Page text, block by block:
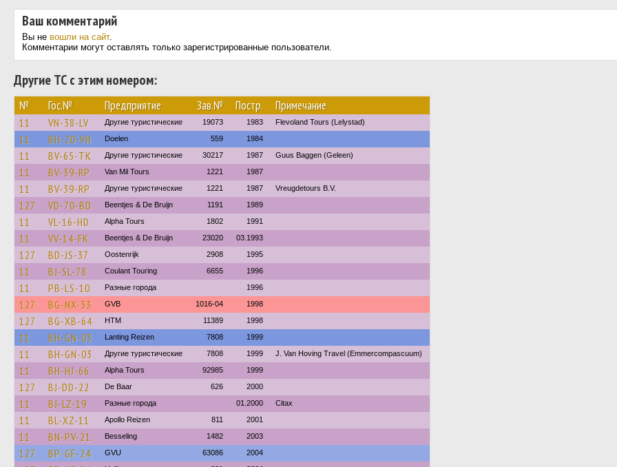
Ваш комментарий
Вы не вошли на сайт.
Комментарии могут оставлять только зарегистрированные пользователи.
Другие ТС с этим номером:
№ Гос.№ Предприятие Зав.№ Постр. Примечание
11 VN-38-LV Другие туристические 19073 1983 Flevoland Tours (Lelystad)
11 BH-20-VH Doelen 559 1984
11 BV-65-TK Другие туристические 30217 1987 Guus Baggen (Geleen)
11 BV-39-RP Van Mil Tours 1221 1987
11 BV-39-RP Другие туристические 1221 1987 Vreugdetours B.V.
127 VD-70-BD Beentjes & De Bruijn 1191 1989
11 VL-16-HD Alpha Tours 1802 1991
11 VV-14-FK Beentjes & De Bruijn 23020 03.1993
127 BD-JS-37 Oostenrijk 2908 1995
11 BJ-SL-78 Coulant Touring 6655 1996
11 PB-LS-10 Разные города 1996
127 BG-NX-33 GVB 1016-04 1998
127 BG-XB-64 HTM 11389 1998
11 BH-GN-03 Lanting Reizen 7808 1999
11 BH-GN-03 Другие туристические 7808 1999 J. Van Hoving Travel (Emmercompascuum)
11 BH-HJ-66 Alpha Tours 92985 1999
127 BJ-DD-22 De Baar 626 2000
11 BJ-LZ-19 Разные города 01.2000 Citax
11 BL-XZ-11 Apollo Reizen 811 2001
11 BN-PV-21 Besseling 1482 2003
127 BP-GF-24 GVU 63086 2004